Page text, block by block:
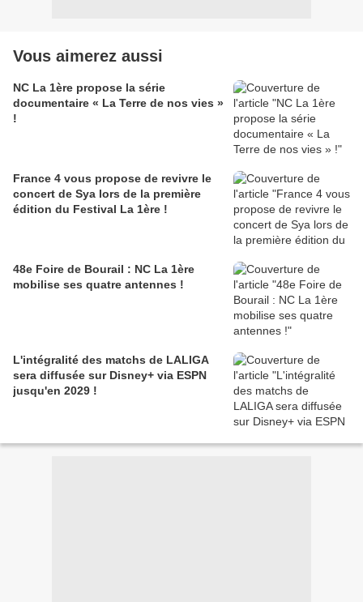
Vous aimerez aussi
NC La 1ère propose la série
documentaire « La Terre de nos vies »
!
France 4 vous propose de revivre le
concert de Sya lors de la première
édition du Festival La 1ère !
48e Foire de Bourail : NC La 1ère
mobilise ses quatre antennes !
L'intégralité des matchs de LALIGA
sera diffusée sur Disney+ via ESPN
jusqu'en 2029 !